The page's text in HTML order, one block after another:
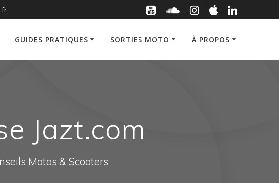
GUIDES PRATIQUES SORTIES MOTO À PROPOS
Jazt.com
Motos & Scooters